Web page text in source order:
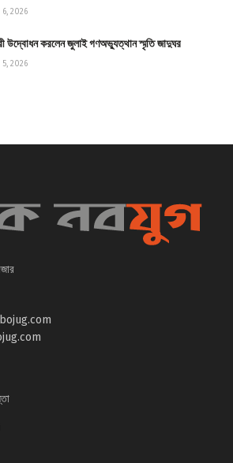
6, 2026
উদ্বোধন করলেন জুলাই গণঅভ্যুত্থান স্মৃতি জাদুঘর
5, 2026